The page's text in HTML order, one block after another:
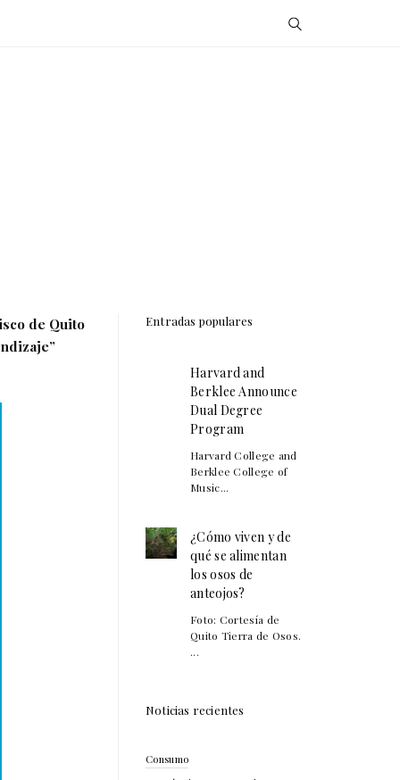
de Quito
Entradas populares
Harvard and
Berklee Announce
Dual Degree
Program
Harvard College and
Berklee College of
Music...
¿Cómo viven y de
qué se alimentan
los osos de
anteojos?
Foto: Cortesía de
Quito Tierra de Osos.
...
Noticias recientes
Consumo